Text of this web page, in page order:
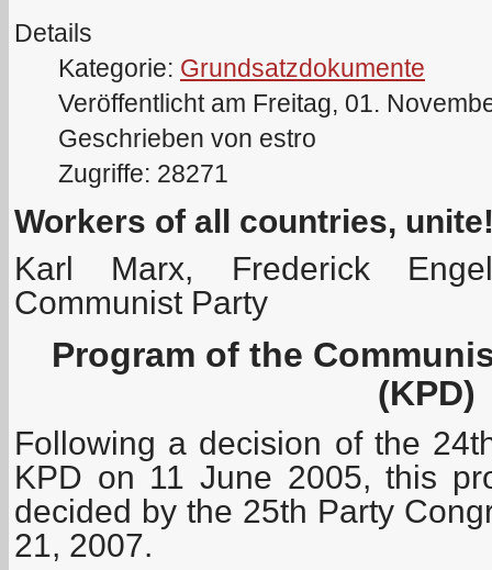
Details
Kategorie: Grundsatzdokumente
Veröffentlicht am Freitag, 01.
Geschrieben von estro
Zugriffe: 28271
Workers of all countries,
Karl Marx, Frederick
Communist Party
Program of the
(KPD)
Following a decision of the
KPD on 11 June 2005, this
decided by the 25th Party
21, 2007.